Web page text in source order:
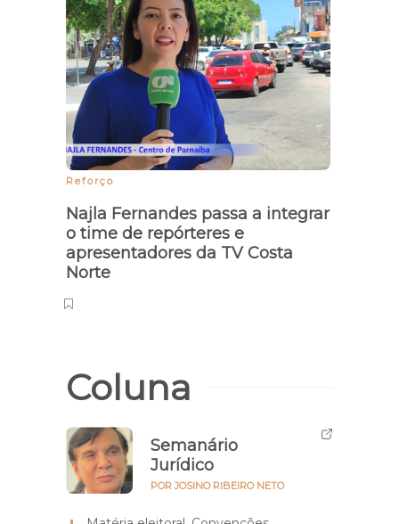
Reforço
Najla Fernandes passa a integrar
o time de repórteres e
apresentadores da TV Costa
Norte
Coluna
Semanário
Jurídico
POR JOSINO RIBEIRO NETO